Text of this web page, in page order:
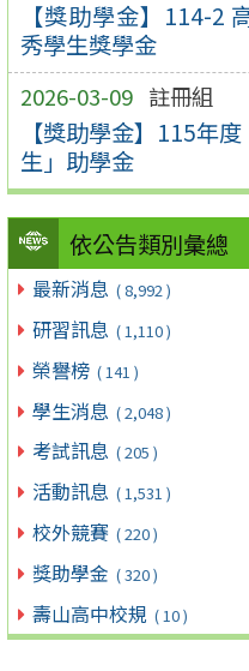
【獎助學金】114-2
秀學生獎學金
2026-03-09 註冊組
【獎助學金】115年
生」助學金
依公告類別彙總
最新消息 ( 8,992 )
研習訊息 ( 1,110 )
榮譽榜 ( 141 )
學生消息 ( 2,048 )
考試訊息 ( 205 )
活動訊息 ( 1,531 )
校外競賽 ( 220 )
獎助學金 ( 320 )
壽山高中校規 ( 10 )